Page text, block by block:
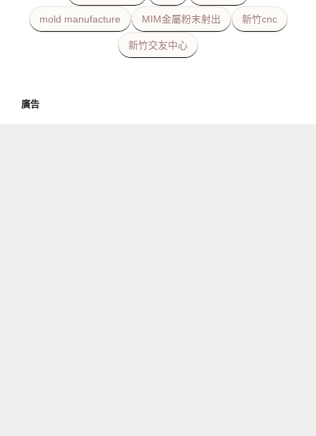
mold manufacture MIM金屬粉末射出 新竹cnc
新竹交友中心
廣告